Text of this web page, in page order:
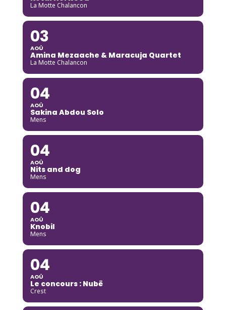
La Motte Chalancon
03
AOÛ
Amina Mezaache & Maracuja Quartet
La Motte Chalancon
04
AOÛ
Sakina Abdou Solo
Mens
04
AOÛ
Nits and dog
Mens
04
AOÛ
Knobil
Mens
04
AOÛ
Le concours : Nubë
Crest